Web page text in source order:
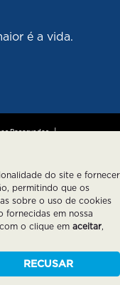
é a vida.
Reservados.
do site e fornecer
permitindo que os
sobre o uso de cookies
fornecidas em nossa
o clique em aceitar,
RECUSAR